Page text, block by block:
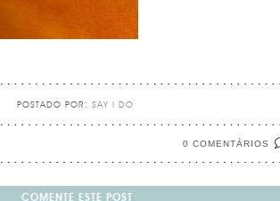
POSTADO POR: SAY I DO
0 COMENTÁRIOS
COMENTE ESTE POST